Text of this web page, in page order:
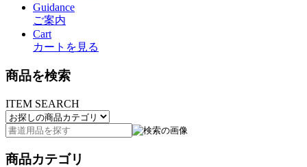
Guidance
ご案内
Cart
カートを見る
商品を検索
ITEM SEARCH
商品カテゴリ